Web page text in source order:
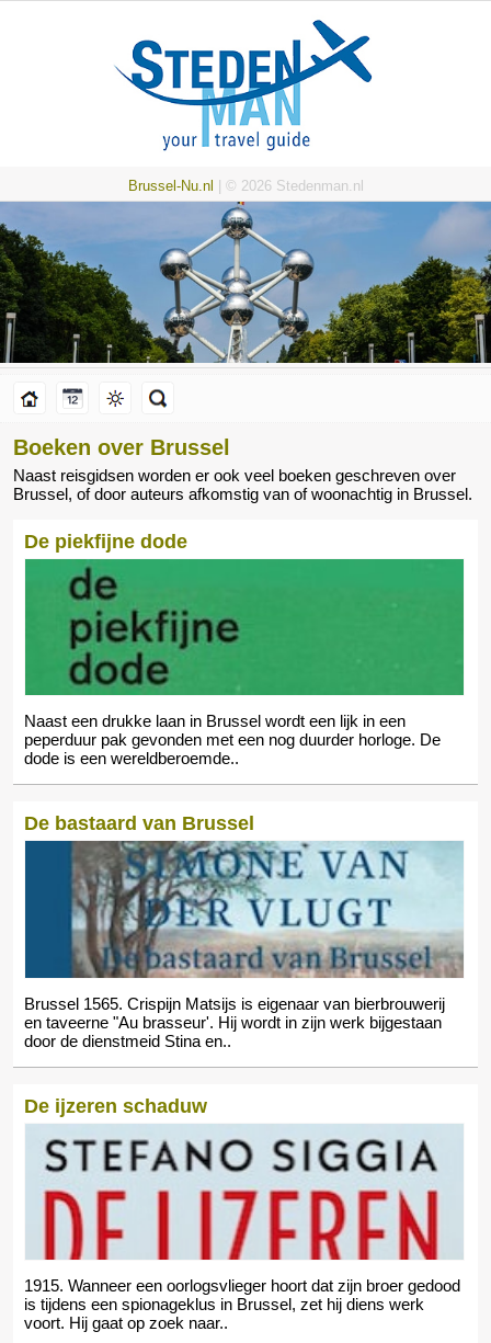
Brussel-Nu.nl | © 2026 Stedenman.nl
Boeken over Brussel
Naast reisgidsen worden er ook veel boeken geschreven over
Brussel, of door auteurs afkomstig van of woonachtig in Brussel.
De piekfijne dode
Naast een drukke laan in Brussel wordt een lijk in een
peperduur pak gevonden met een nog duurder horloge. De
dode is een wereldberoemde..
De bastaard van Brussel
Brussel 1565. Crispijn Matsijs is eigenaar van bierbrouwerij
en taveerne "Au brasseur'. Hij wordt in zijn werk bijgestaan
door de dienstmeid Stina en..
De ijzeren schaduw
1915. Wanneer een oorlogsvlieger hoort dat zijn broer gedood
is tijdens een spionageklus in Brussel, zet hij diens werk
voort. Hij gaat op zoek naar..